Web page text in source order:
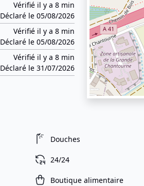
Vérifié il y a 8 min
Déclaré le 05/08/2026
Vérifié il y a 8 min
Déclaré le 05/08/2026
Vérifié il y a 8 min
Déclaré le 31/07/2026
Douches
24/24
Boutique alimentaire